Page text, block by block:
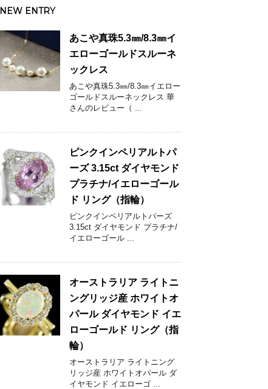
NEW ENTRY
あこや真珠5.3㎜/8.3㎜イ
エローゴールドスルーネ
ックレス
あこや真珠5.3㎜/8.3㎜イエロー
ゴールドスルーネックレス 華
さんのレビュー（ ...
ピンクインペリアルトパ
ーズ 3.15ct ダイヤモンド
プラチナ/イエローゴール
ド リング（指輪）
ピンクインペリアルトパーズ
3.15ct ダイヤモンド プラチナ/
イエローゴール ...
オーストラリア ライトニ
ングリッジ産 ホワイトオ
パール ダイヤモンド イエ
ローゴールド リング（指
輪）
オーストラリア ライトニング
リッジ産 ホワイトオパール ダ
イヤモンド イエローゴ ...